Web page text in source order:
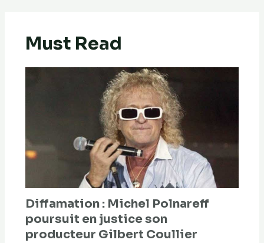
Must Read
Diffamation : Michel Polnareff
poursuit en justice son
producteur Gilbert Coullier